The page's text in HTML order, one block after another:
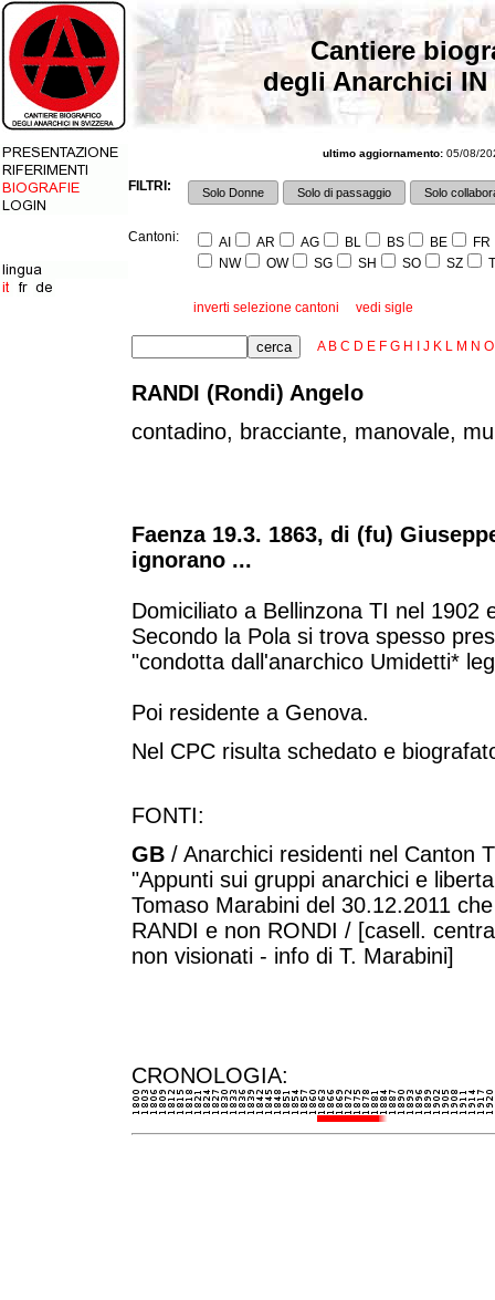
Cantiere
degli Anarchici IN
ultimo aggiornamento: 05/08/
FILTRI: Solo Donne Solo di passaggio Solo
Cantoni: AI AR AG BL BS BE
FR
NW
OW SG SH SO SZ
inverti selezione cantoni vedi sigle
A B C D E F G H J K L M N O
RANDI (Rondi) Angelo
contadino, bracciante, manovale,
Faenza 19.3. 1863, di (fu)
ignorano ...
Domiciliato a Bellinzona TI nel 1902
Secondo la Pola si trova spesso
"condotta dall'anarchico Umidetti*
Poi residente a Genova.
Nel CPC risulta schedato e
FONTI:
GB / Anarchici residenti nel Canton
"Appunti sui gruppi anarchici e
Tomaso Marabini del 30.12.2011
RANDI e non RONDI / [casell.
non visionati - info di T. Marabini]
CRONOLOGIA: